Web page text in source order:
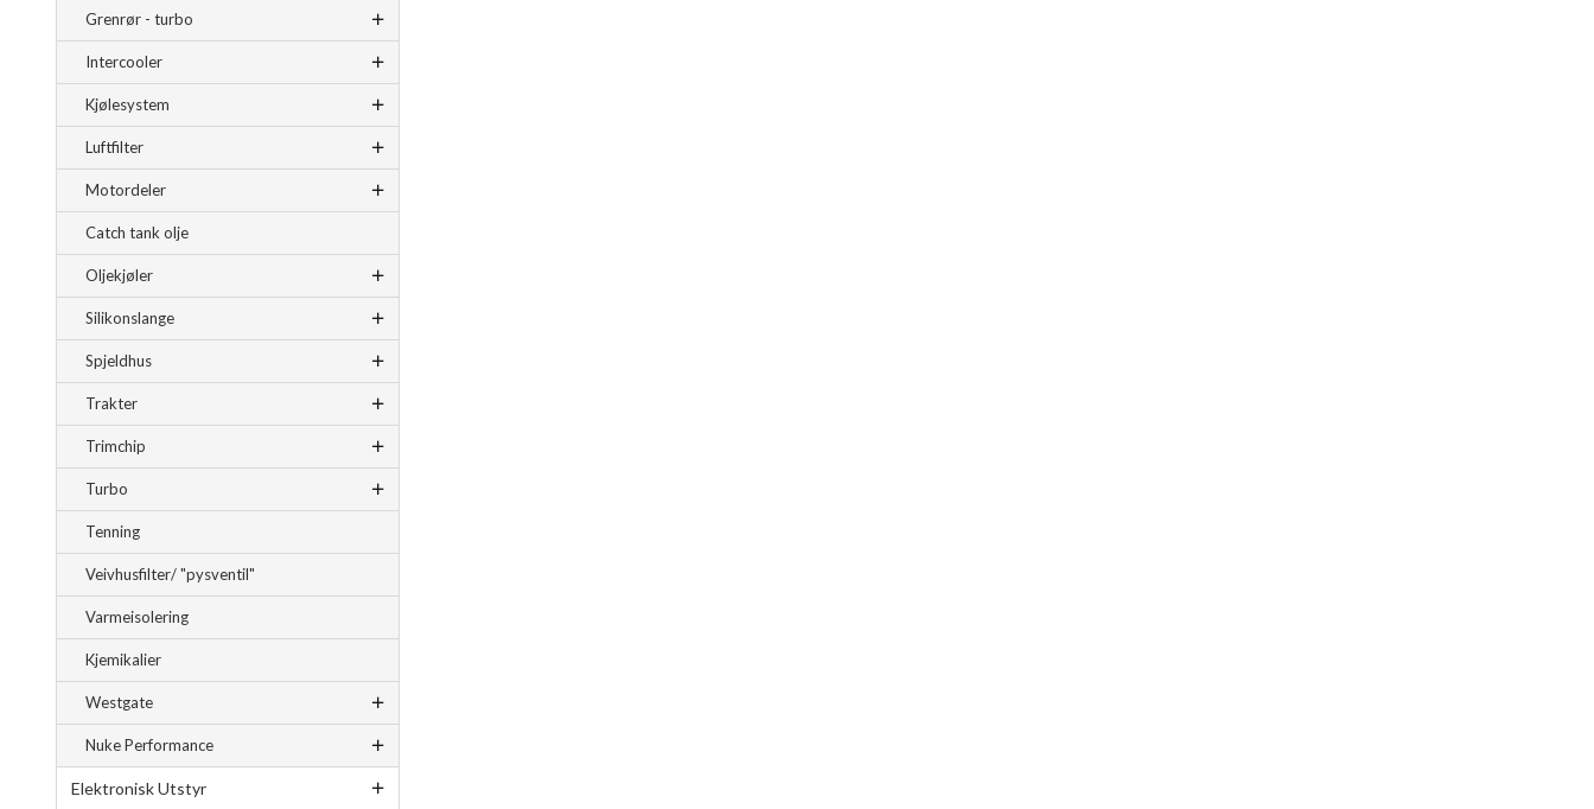
Grenrør - turbo
Intercooler
Kjølesystem
Luftfilter
Motordeler
Catch tank olje
Oljekjøler
Silikonslange
Spjeldhus
Trakter
Trimchip
Turbo
Tenning
Veivhusfilter/ "pysventil"
Varmeisolering
Kjemikalier
Westgate
Nuke Performance
Elektronisk Utstyr